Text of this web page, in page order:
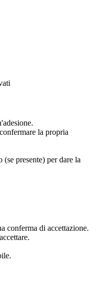
la propria
presente) per dare la
conferma di accettazione.